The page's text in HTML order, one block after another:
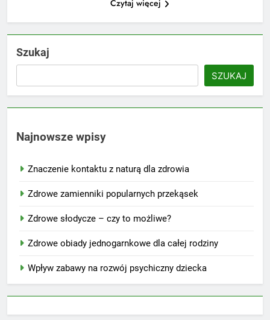
Czytaj więcej
Szukaj
SZUKAJ
Najnowsze wpisy
Znaczenie kontaktu z naturą dla zdrowia
Zdrowe zamienniki popularnych przekąsek
Zdrowe słodycze – czy to możliwe?
Zdrowe obiady jednogarnkowe dla całej rodziny
Wpływ zabawy na rozwój psychiczny dziecka